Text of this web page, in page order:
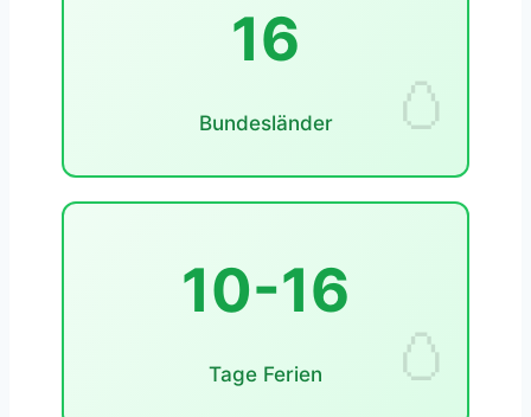
16
Bundesländer
10-16
Tage Ferien